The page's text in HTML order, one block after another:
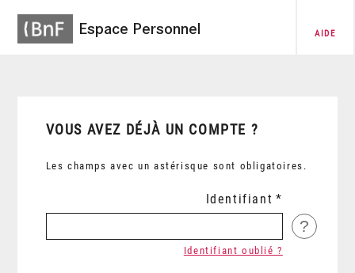
Espace Personnel AIDE
VOUS AVEZ DÉJÀ UN COMPTE ?
Les champs avec un astérisque sont obligatoires.
Identifiant
?
Identifiant oublié ?